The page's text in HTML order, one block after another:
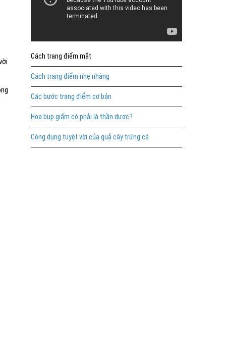
Cách trang điểm mắt
Cách trang điểm nhẹ nhàng
Các bước trang điểm cơ bản
Hoa bụp giấm có phải là thần dược?
Công dụng tuyệt vời của quả cây trứng cá